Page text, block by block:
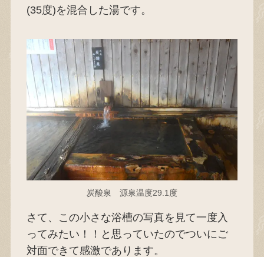
(35度)を混合した湯です。
炭酸泉 源泉温度29.1度
さて、この小さな浴槽の写真を見て一度入
ってみたい！！と思っていたのでついにご
対面できて感激であります。